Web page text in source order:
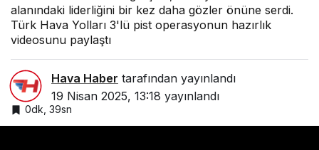
alanındaki liderliğini bir kez daha gözler önüne serdi.
Türk Hava Yolları 3'lü pist operasyonun hazırlık
videosunu paylaştı
Hava Haber tarafından yayınlandı
19 Nisan 2025, 13:18 yayınlandı
0dk, 39sn